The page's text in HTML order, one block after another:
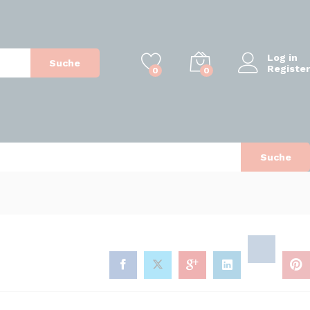
Suche
0 0
Log in
Register
Suche